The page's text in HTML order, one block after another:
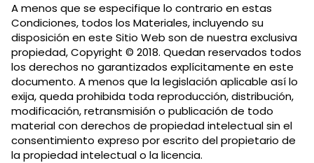
A menos que se especifique lo contrario en estas
Condiciones, todos los Materiales, incluyendo su
disposición en este Sitio Web son de nuestra exclusiva
propiedad, Copyright © 2018. Quedan reservados todos
los derechos no garantizados explícitamente en este
documento. A menos que la legislación aplicable así lo
exija, queda prohibida toda reproducción, distribución,
modificación, retransmisión o publicación de todo
material con derechos de propiedad intelectual sin el
consentimiento expreso por escrito del propietario de
la propiedad intelectual o la licencia.